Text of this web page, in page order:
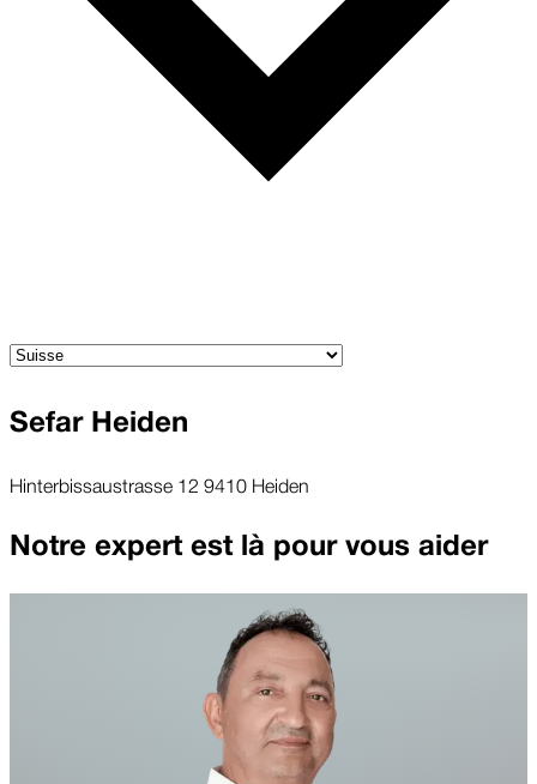
Sefar Heiden
Hinterbissaustrasse 12 9410 Heiden
Notre expert est là pour vous aider